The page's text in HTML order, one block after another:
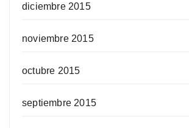
diciembre 2015
noviembre 2015
octubre 2015
septiembre 2015